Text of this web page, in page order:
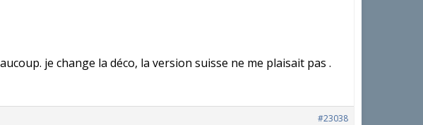
je change la déco, la version suisse ne me plaisait pas .
#23038